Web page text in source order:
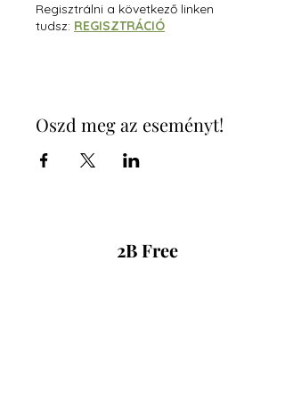
Regisztrálni a következő linken
tudsz: REGISZTRÁCIÓ
Oszd meg az eseményt!
2B Free